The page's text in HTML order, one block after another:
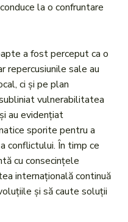
la o confruntare
a fost perceput ca o
repercusiunile sale au
ci și pe plan
vulnerabilitatea
au evidențiat
sporite pentru a
conflictului. În timp ce
cu consecințele
internațională continuă
și să caute soluții